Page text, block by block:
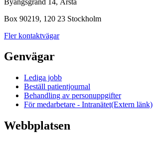
Box 90219, 120 23 Stockholm
Fler kontaktvägar
Genvägar
Lediga jobb
Beställ patientjournal
Behandling av personuppgifter
För medarbetare - Intranätet(Extern länk)
Webbplatsen